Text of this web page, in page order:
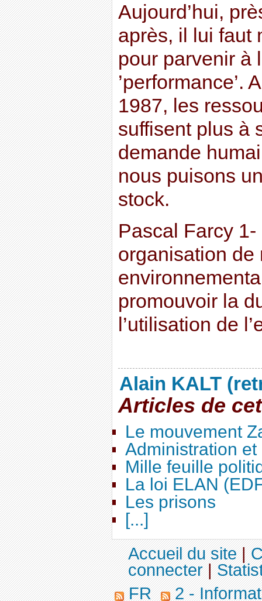
Aujourd’hui,
après, il lui faut
pour parvenir à
’performance’.
1987, les
suffisent plus à
demande
nous puisons
stock.
Pascal Farcy
organisation de
promouvoir la
l’utilisation de
Alain KALT
Articles de
Le mouvement
Administration
Mille feuille
La loi ELAN
Les prisons
[...]
Accueil du site|
connecter|
FR
2 -